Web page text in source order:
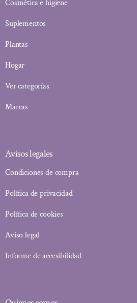
Cosmética e higiene
Suplementos
Plantas
Hogar
Ver categorías
Marcas
Avisos legales
Condiciones de compra
Política de privacidad
Política de cookies
Aviso legal
Informe de accesibilidad